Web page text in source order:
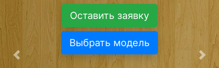
Оставить заявку
Выбрать модель
Предыдущая